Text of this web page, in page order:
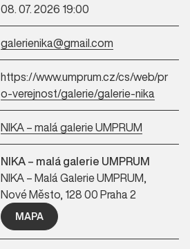
08. 07. 2026 19:00
galerienika@gmail.com
https://www.umprum.cz/cs/web/pr
o-verejnost/galerie/galerie-nika
NIKA – malá galerie UMPRUM
NIKA – malá galerie UMPRUM
NIKA – Malá Galerie UMPRUM,
Nové Město, 128 00 Praha 2
MAPA